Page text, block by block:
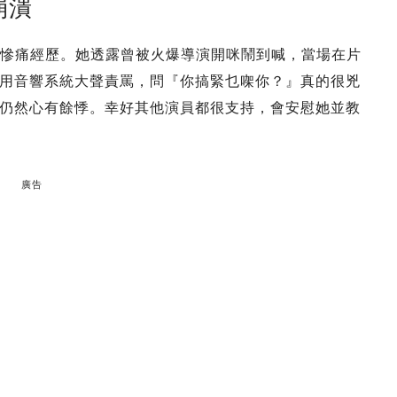
潰
痛經歷。她透露曾被火爆導演開咪鬧到喊，當場在片
音響系統大聲責罵，問『你搞緊乜㗎你？』真的很兇
然心有餘悸。幸好其他演員都很支持，會安慰她並教
廣告